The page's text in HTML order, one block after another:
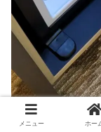
メニュー ホー